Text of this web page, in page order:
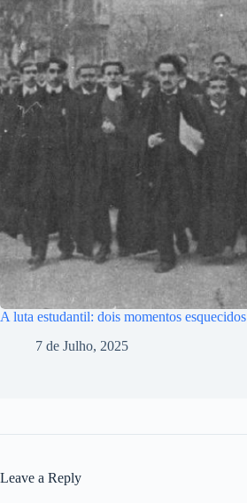
A luta estudantil: dois momentos esquecidos
7 de Julho, 2025
Leave a Reply